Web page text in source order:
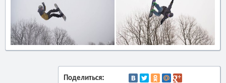
Поделиться: